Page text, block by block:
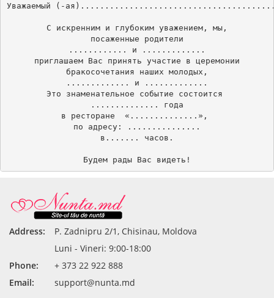
Уважаемый (-
С искренним и глубоким уважением, мы,
посаженные родители
............ и .............
приглашаем Вас принять участие в церемонии
бракосочетания наших молодых,
............. и .............
Это знаменательное событие состоится
.............. года
в ресторане  «..............»,
по адресу: ...............
в....... часов.
Address:
P. Zadnipru 2/1, Chisinau, Moldova
Luni - Vineri: 9:00-18:00
Phone:
+ 373 22 922 888
Email:
support@nunta.md